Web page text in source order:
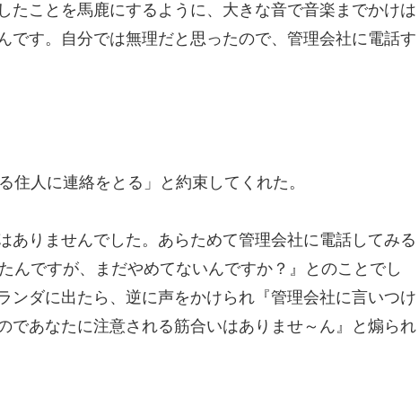
たことを馬鹿にするように、大きな音で音楽までかけは
です。自分では無理だと思ったので、管理会社に電話す
人に連絡をとる」と約束してくれた。
ありませんでした。あらためて管理会社に電話してみる
んですが、まだやめてないんですか？』とのことでし
ンダに出たら、逆に声をかけられ『管理会社に言いつけ
であなたに注意される筋合いはありませ～ん』と煽られ